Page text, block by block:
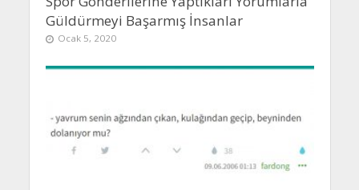
Güldürmeyi Başarmış İnsanlar
Ocak 5, 2020